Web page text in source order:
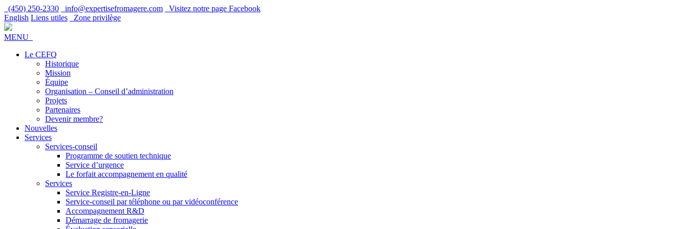
(450) 250-2330 info@expertisefromagere.com
Visitez notre page Facebook
English Liens utiles Zone privilège
MENU
Le CEFQ
Historique
Mission
Équipe
Organisation – Conseil d’administration
Projets
Partenaires
Devenir membre?
Nouvelles
Services
Services-conseil
Programme de soutien technique
Service d’urgence
Le forfait accompagnement en qualité
Services
Service Registre-en-Ligne
Service-conseil par téléphone ou par vidéoconférence
Accompagnement R&D
Démarrage de fromagerie